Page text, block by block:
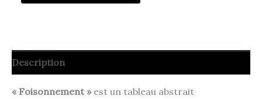
Description
« Foisonnement »est un tableau abstrait